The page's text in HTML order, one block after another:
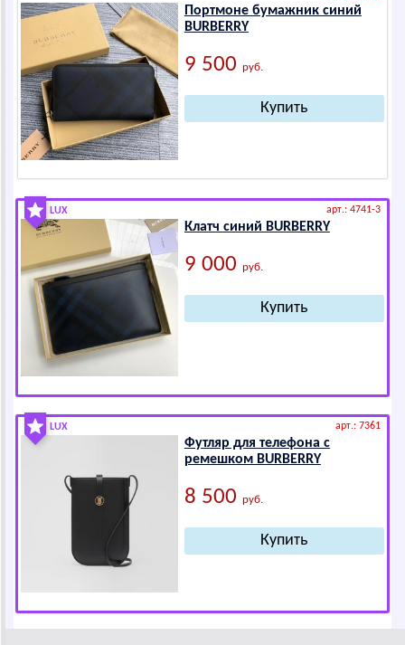
Портмоне бумажник синий
ВURВЕRRY
9 500 руб.
LUX арт.: 4741-3
Клатч синий ВURВЕRRY
9 000 руб.
LUX арт.: 7361
Футляр для телефона с
ремешком ВURВЕRRY
8 500 руб.